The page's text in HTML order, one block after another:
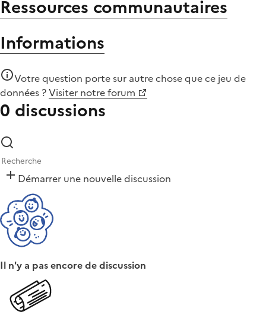
Ressources communautaires
Informations
Votre question porte sur autre chose quece jeu de
données ?Visiter notre forum
0 discussions
Démarrer une nouvelle discussion
Il n'y a pas encore de discussion